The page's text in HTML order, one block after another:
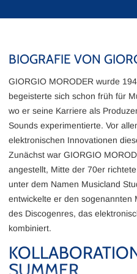
BIOGRAFIE VON
GIORGIO MORODER wurde
begeisterte sich schon früh für
wo er seine Karriere als
Sounds experimentierte. Vor
elektronischen Innovationen
Zunächst war GIORGIO
angestellt, Mitte der 70er
unter dem Namen Musicland
entwickelte er den sogenannten
des Discogenres, das
kombiniert.
SUMMER